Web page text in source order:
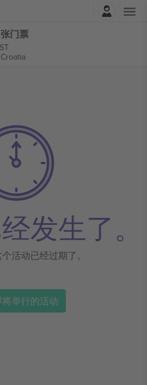
门票
发生了。
活动已经过期了。
举行的活动